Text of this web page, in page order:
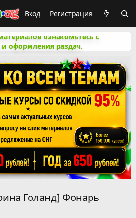
Вход Регистрация
ознакомьтесь с
оформления раздач.
Голанд] Фонарь